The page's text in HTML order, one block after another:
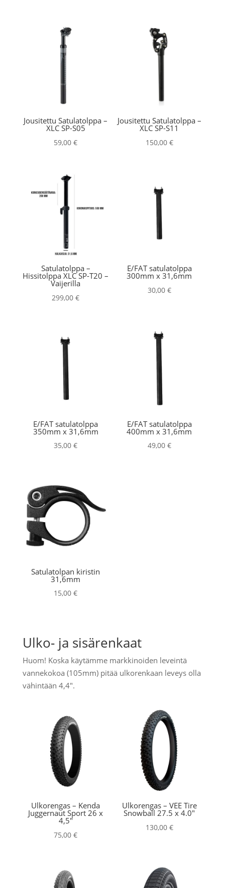
179,00 €.
Jousitettu Satulatolppa –
XLC SP-S05
59,00€
Jousitettu Satulatolppa –
XLC SP-S11
150,00 €
Satulatolppa –
Hissitolppa XLC SP-T20 –
Vaijerilla
299,00€
E/FAT satulatolppa
300mm x 31,6mm
30,00 €
E/FAT satulatolppa
350mm x 31,6mm
35,00€
E/FAT satulatolppa
400mm x 31,6mm
49,00 €
Satulatolpan kiristin
31,6mm
15,00€
Ulko- ja sisärenkaat
Huom! Koska käytämme markkinoiden leveintä
vannekokoa (105mm) pitää ulkorenkaan leveys olla
vähintään 4,4".
Ulkorengas – Kenda
Juggernaut Sport 26 x
4,5″
75,00€
Ulkorengas – VEE Tire
Snowball 27.5 x 4.0″
130,00 €